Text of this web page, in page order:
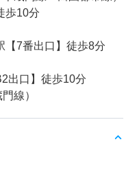
歩10分
【7番出口】徒歩8分
出口】徒歩10分
線）